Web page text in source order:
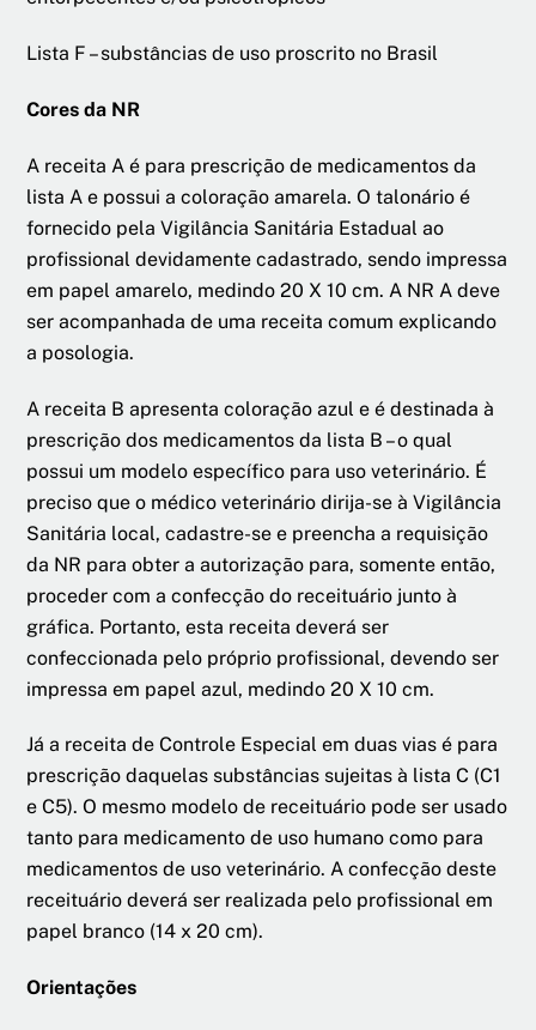
Lista F – substâncias de uso proscrito no Brasil
Cores da NR
A receita A é para prescrição de medicamentos da
lista A e possui a coloração amarela. O talonário é
fornecido pela Vigilância Sanitária Estadual ao
profissional devidamente cadastrado, sendo impressa
em papel amarelo, medindo 20 X 10 cm. A NR A deve
ser acompanhada de uma receita comum explicando
a posologia.
A receita B apresenta coloração azul e é destinada à
prescrição dos medicamentos da lista B – o qual
possui um modelo específico para uso veterinário. É
preciso que o médico veterinário dirija-se à Vigilância
Sanitária local, cadastre-se e preencha a requisição
da NR para obter a autorização para, somente então,
proceder com a confecção do receituário junto à
gráfica. Portanto, esta receita deverá ser
confeccionada pelo próprio profissional, devendo ser
impressa em papel azul, medindo 20 X 10 cm.
Já a receita de Controle Especial em duas vias é para
prescrição daquelas substâncias sujeitas à lista C (C1
e C5). O mesmo modelo de receituário pode ser usado
tanto para medicamento de uso humano como para
medicamentos de uso veterinário. A confecção deste
receituário deverá ser realizada pelo profissional em
papel branco (14 x 20 cm).
Orientações